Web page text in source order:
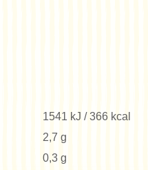
1541 kJ / 366 kcal
2,7 g
0,3 g